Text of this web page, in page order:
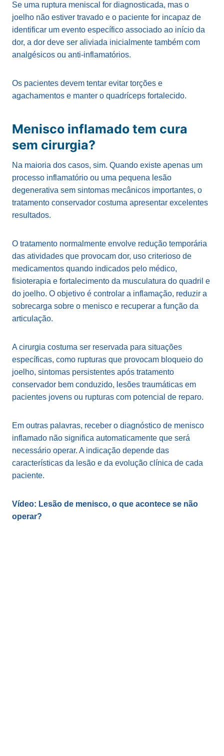
Se uma ruptura meniscal for diagnosticada, mas o
joelho não estiver travado e o paciente for incapaz de
identificar um evento específico associado ao início da
dor, a dor deve ser aliviada inicialmente também com
analgésicos ou anti-inflamatórios.
Os pacientes devem tentar evitar torções e
agachamentos e manter o quadríceps fortalecido.
Menisco inflamado tem cura
sem cirurgia?
Na maioria dos casos, sim. Quando existe apenas um
processo inflamatório ou uma pequena lesão
degenerativa sem sintomas mecânicos importantes, o
tratamento conservador costuma apresentar excelentes
resultados.
O tratamento normalmente envolve redução temporária
das atividades que provocam dor, uso criterioso de
medicamentos quando indicados pelo médico,
fisioterapia e fortalecimento da musculatura do quadril e
do joelho. O objetivo é controlar a inflamação, reduzir a
sobrecarga sobre o menisco e recuperar a função da
articulação.
A cirurgia costuma ser reservada para situações
específicas, como rupturas que provocam bloqueio do
joelho, sintomas persistentes após tratamento
conservador bem conduzido, lesões traumáticas em
pacientes jovens ou rupturas com potencial de reparo.
Em outras palavras, receber o diagnóstico de menisco
inflamado não significa automaticamente que será
necessário operar. A indicação depende das
características da lesão e da evolução clínica de cada
paciente.
Vídeo: Lesão de menisco, o que acontece se não
operar?